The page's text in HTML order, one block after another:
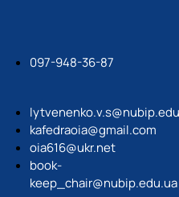
097-948-36-87
kafedraoia@gmail.com
oia616@ukr.net
book-
keep_chair@nubip.edu.ua